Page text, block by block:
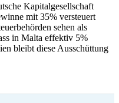
Kapitalgesellschaft
mit 35% versteuert
sehen als
in Malta effektiv 5%
bleibt diese Ausschüttung